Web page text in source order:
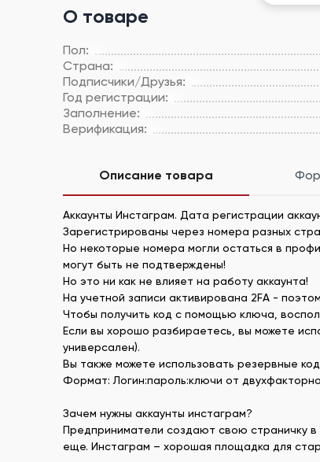
О товаре
Пол:
Страна:
Подписчики/Друзья:
Год регистрации:
Заполнение:
Верификация:
Описание товара
Аккаунты Инстаграм. Дата регистрации
Зарегистрированы через номера разных
Но некоторые номера могли остаться в
могут быть не подтверждены!
Но это ни как не влияет на работу аккаунта!
На учетной записи активирована 2FA -
Чтобы получить код с помощью ключа,
Если вы хорошо разбираетесь, вы можете
универсален).
Вы также можете использовать резервные
Формат: Логин:пароль:ключи от
Зачем нужны аккаунты инстаграм?
Предприниматели создают свою страничку
еще. Инстаграм – хорошая площадка для